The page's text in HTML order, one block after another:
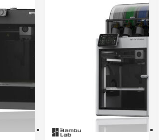
Impressora
com5.00
5 com
em2
de clientes
ENVIO 24H